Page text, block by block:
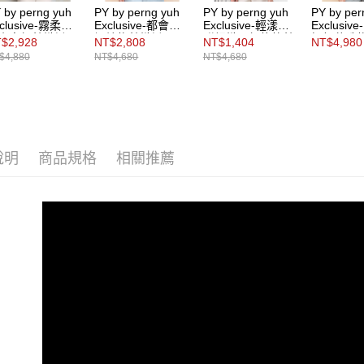
形，恩沛
動。
by perng yuh
霧柔氣
高領針織衫
PY by perng yuh
Exclusive-都會質
調繡飾針織衫
NT$2,808
NT$4,680
PY by perng yuh
Exclusive-輕漾亮
甜細織Ｖ領條紋針
織衫
NT$1,404
NT$4,680
PY by
愜緹花珠
NT$4,980
明 商品規格 相關推薦